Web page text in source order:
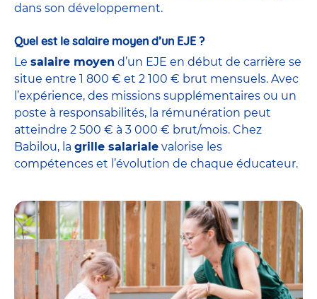
dans son développement.
Quel est le salaire moyen d’un EJE ?
Le salaire moyen d’un EJE en début de carrière se
situe entre 1 800 € et 2 100 € brut mensuels. Avec
l’expérience, des missions supplémentaires ou un
poste à responsabilités, la rémunération peut
atteindre 2 500 € à 3 000 € brut/mois. Chez
Babilou, la grille salariale valorise les
compétences et l’évolution de chaque éducateur.